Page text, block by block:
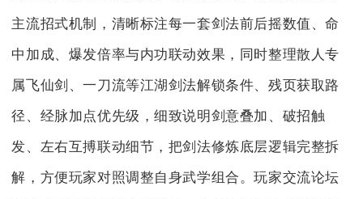
主流招式机制，清晰标注每一套剑法前后摇数值、命
中加成、爆发倍率与内功联动效果，同时整理散人专
属飞仙剑、一刀流等江湖剑法解锁条件、残页获取路
径、经脉加点优先级，细致说明剑意叠加、破招触
发、左右互搏联动细节，把剑法修炼底层逻辑完整拆
解，方便玩家对照调整自身武学组合。玩家交流论坛